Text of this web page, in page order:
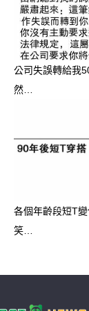
表彼此其
甜蜜的夫
方心裡非
全感」。
公司失誤轉給我
然…
各個年齡段短T
笑…